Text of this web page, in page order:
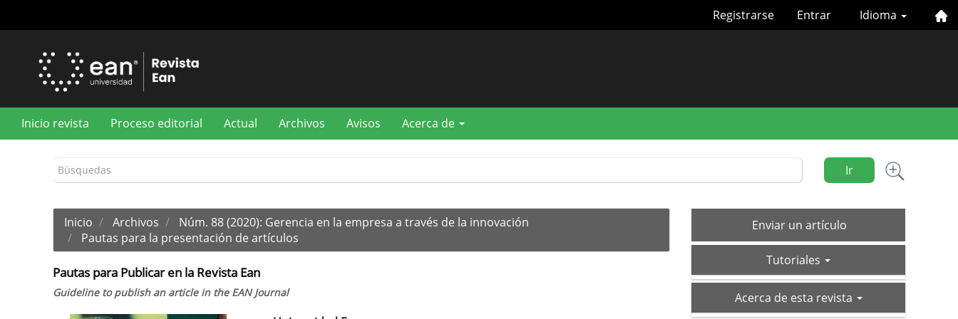
principal
Idioma
Registrarse Entrar
Inicio revista Proceso editorial Actual Archivos Avisos Acerca de
Ir
Inicio Archivos
Núm. 88 (2020): Gerencia en la empresa a través de la innovación
Pautas para la presentación de artículos
Pautas para Publicar en la Revista Ean
Guideline to publish an article in the EAN Journal
Enviar
un
Enviar un artículo
Tutoriales
acerca-Acerca de esta revista